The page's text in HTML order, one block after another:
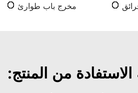
مخرج باب طوارئ
الاستفادة من المنتج: